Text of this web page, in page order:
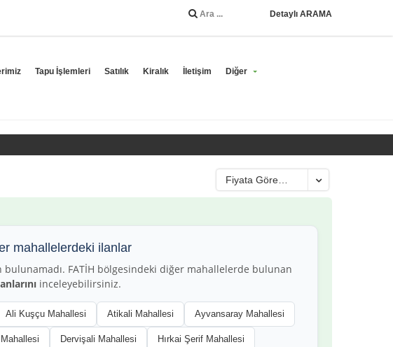
Detaylı ARAMA
Tapu İşlemleri Satılık Kiralık İletişim Diğer
mahallelerdeki ilanlar
bulunamadı. FATİH bölgesindeki diğer mahallelerde bulunan
inceleyebilirsiniz.
Ali Kuşçu Mahallesi Atikali Mahallesi Ayvansaray Mahallesi
Dervişali Mahallesi Hırkai Şerif Mahallesi